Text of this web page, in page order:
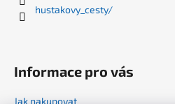
hustakovy_cesty/
Informace pro vás
Jak nakupovat